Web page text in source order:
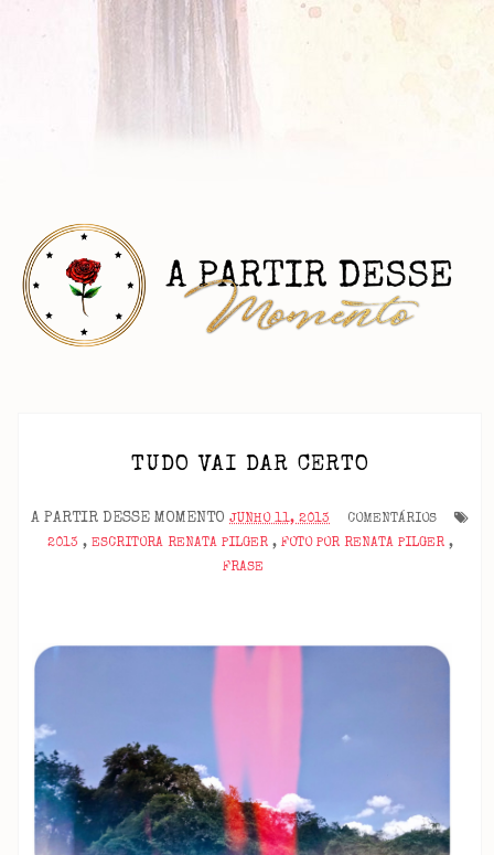
TUDO VAI DAR CERTO
A PARTIR DESSE MOMENTO JUNHO 11, 2013
COMENTÁRIOS
2013 , ESCRITORA RENATA PILGER, FOTO POR RENATA PILGER,
FRASE